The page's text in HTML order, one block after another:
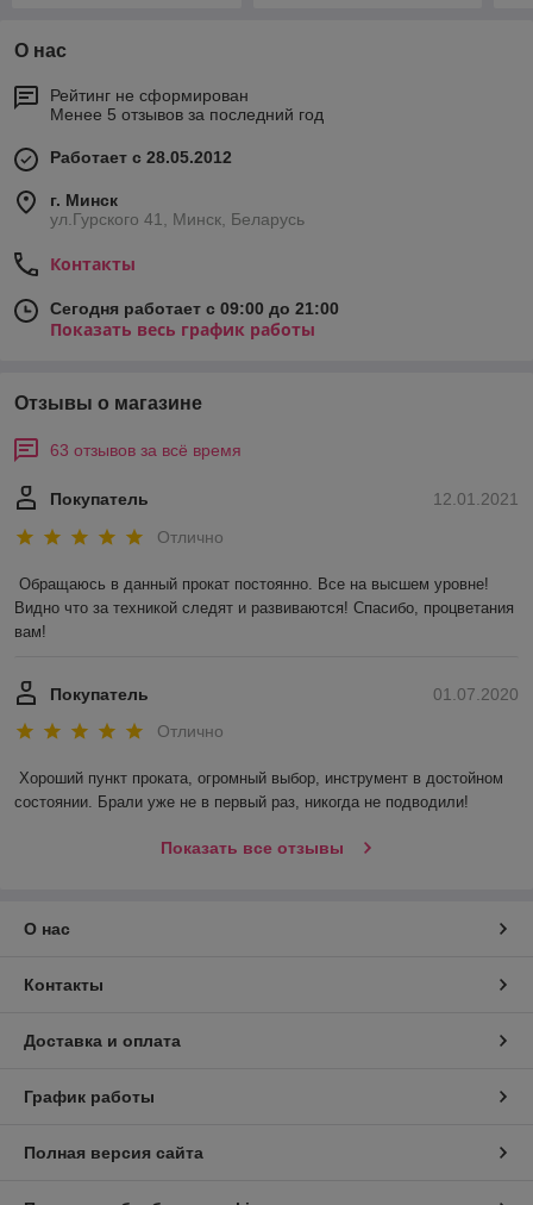
О нас
Рейтинг не сформирован
Менее 5 отзывов за последний год
Работает с 28.05.2012
г. Минск
ул.Гурского 41, Минск, Беларусь
Контакты
Сегодня работает с 09:00 до 21:00
Показать весь график работы
Отзывы о магазине
63 отзывов за всё время
12.01.2021
Покупатель
Отлично
Обращаюсь в данный прокат постоянно. Все на высшем уровне!
Видно что за техникой следят и развиваются! Спасибо, процветания
вам!
01.07.2020
Покупатель
Отлично
Хороший пункт проката, огромный выбор, инструмент в достойном
состоянии. Брали уже не в первый раз, никогда не подводили!
Показать все отзывы
О нас
Контакты
Доставка и оплата
График работы
Полная версия сайта